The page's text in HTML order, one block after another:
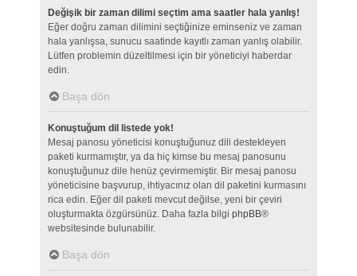
Değişik bir zaman dilimi seçtim ama saatler hala yanlış!
Eğer doğru zaman dilimini seçtiğinize eminseniz ve zaman
hala yanlışsa, sunucu saatinde kayıtlı zaman yanlış olabilir.
Lütfen problemin düzeltilmesi için bir yöneticiyi haberdar
edin.
Başa dön
Konuştuğum dil listede yok!
Mesaj panosu yöneticisi konuştuğunuz dili destekleyen
paketi kurmamıştır, ya da hiç kimse bu mesaj panosunu
konuştuğunuz dile henüz çevirmemiştir. Bir mesaj panosu
yöneticisine başvurup, ihtiyacınız olan dil paketini kurmasını
rica edin. Eğer dil paketi mevcut değilse, yeni bir çeviri
oluşturmakta özgürsünüz. Daha fazla bilgi phpBB®
websitesinde bulunabilir.
Başa dön